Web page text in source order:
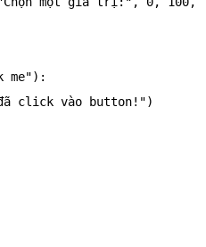
me") :
click vào button!")